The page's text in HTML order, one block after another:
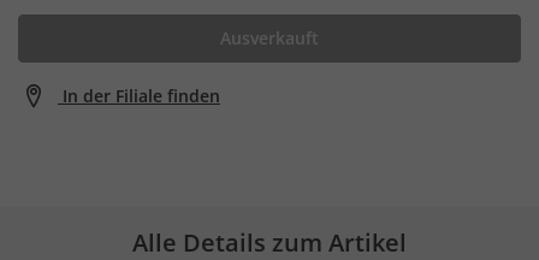
Ausverkauft
In der Filiale finden
Alle Details zum Artikel